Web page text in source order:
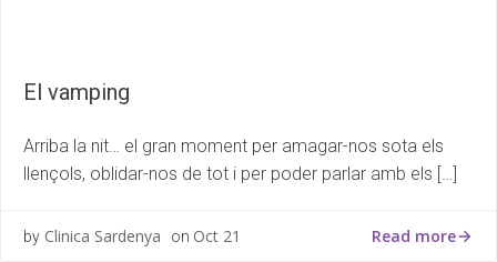
El vamping
Arriba la nit… el gran moment per amagar-nos sota els
llençols, oblidar-nos de tot i per poder parlar amb els […]
by Clinica Sardenya on Oct 21 Read more